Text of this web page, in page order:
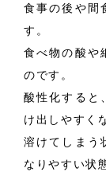
食事の後や間
す。
食べ物の酸や
のです。
酸性化すると
け出しやすく
溶けてしまう
なりやすい状